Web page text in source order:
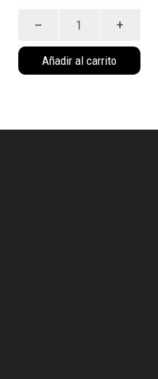
porta
esponja
kitchen
Añadir al carrito